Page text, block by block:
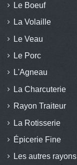
Le Boeuf
La Volaille
Le Veau
Le Porc
L'Agneau
La Charcuterie
Rayon Traiteur
La Rotisserie
Épicerie Fine
Les autres rayons